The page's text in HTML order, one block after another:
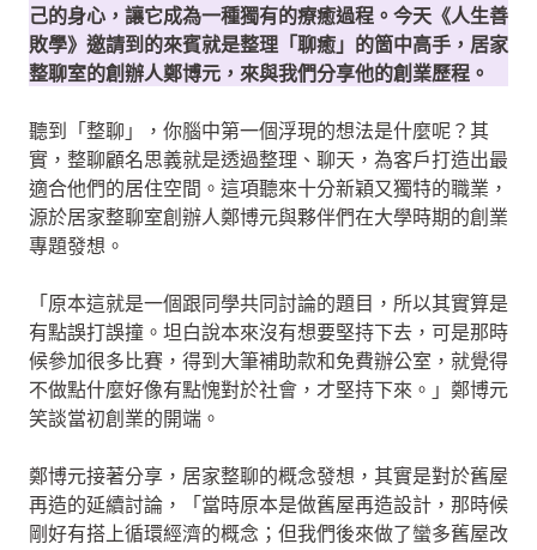
己的身心，讓它成為一種獨有的療癒過程。今天《人生善
敗學》邀請到的來賓就是整理「聊癒」的箇中高手，居家
整聊室的創辦人鄭博元，來與我們分享他的創業歷程。
聽到「整聊」，你腦中第一個浮現的想法是什麼呢？其
實，整聊顧名思義就是透過整理、聊天，為客戶打造出最
適合他們的居住空間。這項聽來十分新穎又獨特的職業，
源於居家整聊室創辦人鄭博元與夥伴們在大學時期的創業
專題發想。
「原本這就是一個跟同學共同討論的題目，所以其實算是
有點誤打誤撞。坦白說本來沒有想要堅持下去，可是那時
候參加很多比賽，得到大筆補助款和免費辦公室，就覺得
不做點什麼好像有點愧對於社會，才堅持下來。」鄭博元
笑談當初創業的開端。
鄭博元接著分享，居家整聊的概念發想，其實是對於舊屋
再造的延續討論，「當時原本是做舊屋再造設計，那時候
剛好有搭上循環經濟的概念；但我們後來做了蠻多舊屋改